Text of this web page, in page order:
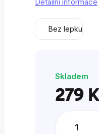
z
hvězdiček.
Bez lepku
Skladem
279